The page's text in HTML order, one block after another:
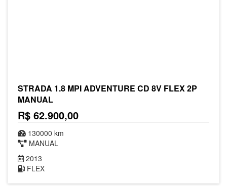
STRADA 1.8 MPI ADVENTURE CD 8V FLEX 2P
MANUAL
R$ 62.900,00
130000 km
MANUAL
2013
FLEX